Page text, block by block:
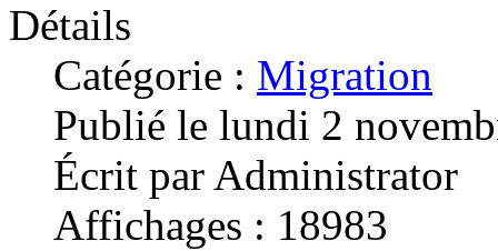
Détails
Catégorie : Migration
Publié le lundi 2
Écrit par Administrator
Affichages : 18983